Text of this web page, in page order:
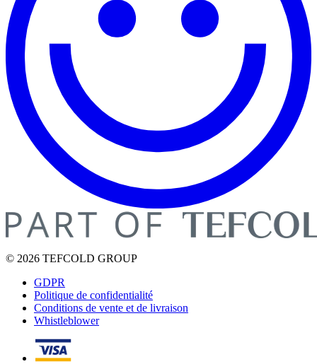
© 2026 TEFCOLD GROUP
GDPR
Politique de confidentialité
Conditions de vente et de livraison
Whistleblower